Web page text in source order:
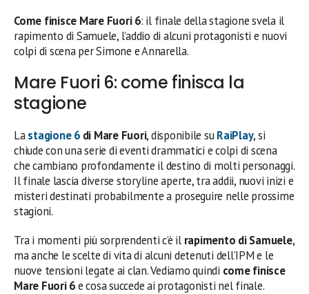
Come finisce Mare Fuori 6: il finale della stagione svela il
rapimento di Samuele, l’addio di alcuni protagonisti e nuovi
colpi di scena per Simone e Annarella.
Mare Fuori 6: come finisca la
stagione
Lastagione 6di Mare Fuori, disponibile suRaiPlay, si
chiude con una serie di eventi drammatici e colpi di scena
che cambiano profondamente il destino di molti personaggi.
Il finale lascia diverse storyline aperte, tra addii, nuovi inizi e
misteri destinati probabilmente a proseguire nelle prossime
stagioni.
Tra i momenti più sorprendenti c’è il rapimento di Samuele,
ma anche le scelte di vita di alcuni detenuti dell’IPM e le
nuove tensioni legate ai clan. Vediamo quindi come finisce
Mare Fuori 6e cosa succede ai protagonisti nel finale.